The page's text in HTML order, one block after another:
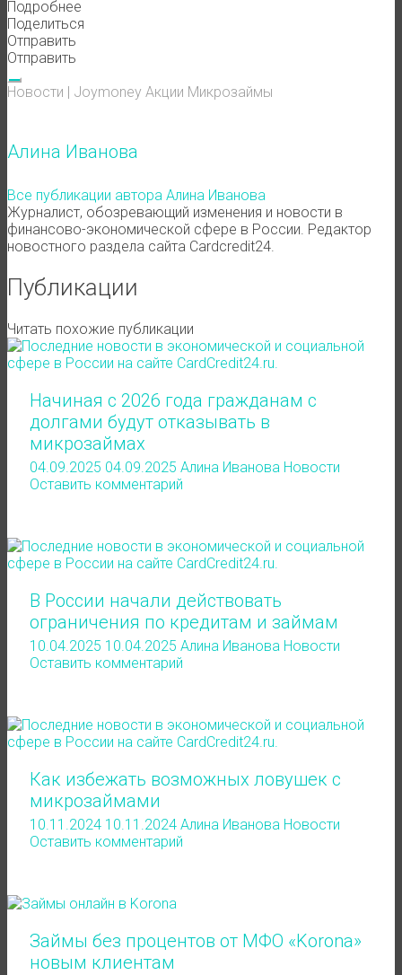
Подробнее
Поделиться
Отправить
Отправить
Новости | Joymoney Акции Микрозаймы
Алина Иванова
Все публикации автора Алина Иванова
Журналист, обозревающий изменения и новости в
финансово-экономической сфере в России. Редактор
новостного раздела сайта Cardcredit24.
Публикации
Читать похожие публикации
Начиная с 2026 года гражданам с
долгами будут отказывать в
микрозаймах
04.09.2025 04.09.2025 Алина Иванова Новости
Оставить комментарий
В России начали действовать
ограничения по кредитам и займам
10.04.2025 10.04.2025 Алина Иванова Новости
Оставить комментарий
Как избежать возможных ловушек с
микрозаймами
10.11.2024 10.11.2024 Алина Иванова Новости
Оставить комментарий
Займы без процентов от МФО «Korona»
новым клиентам